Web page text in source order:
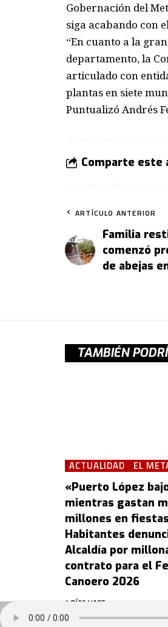
Gobernación del
siga acabando con
“En cuanto a la
departamento, la
articulado con
plantas en siete
Puntualizó Andrés
Comparte este
ARTÍCULO ANTERIOR
Familia
comenzó
de abejas
TAMBIÉN
ACTUALIDAD EL
«Puerto López
mientras gastan
millones en
Habitantes
Alcaldía por
contrato para el
Canoero 2026
4 DÍAS HACE